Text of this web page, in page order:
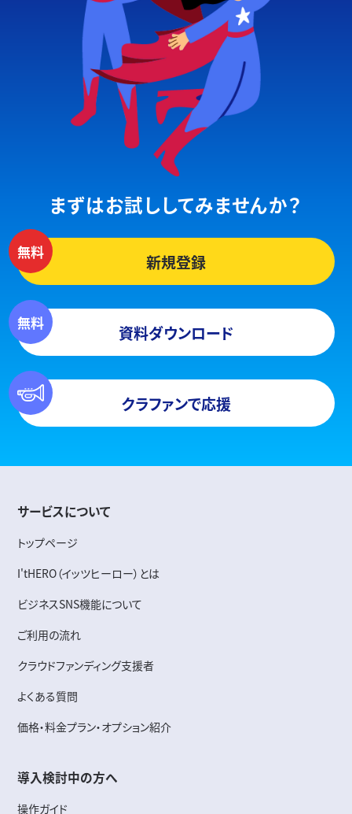
まずはお試ししてみませんか？
新規登録
資料ダウンロード
クラファンで応援
サービスについて
トップページ
I'tHERO（イッツヒーロー）とは
ビジネスSNS機能について
ご利用の流れ
クラウドファンディング支援者
よくある質問
価格・料金プラン・オプション紹介
導入検討中の方へ
操作ガイド